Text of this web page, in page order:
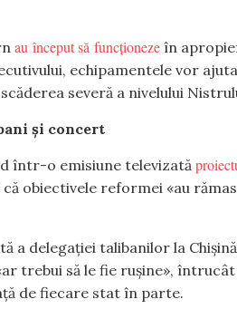
au început să funcționeze în
echipamentele vor
severă a nivelului
și concert
într-o emisiune televizată
obiectivele reformei «au
a delegației talibanilor la
trebui să le fie rușine»,
de fiecare stat în parte.